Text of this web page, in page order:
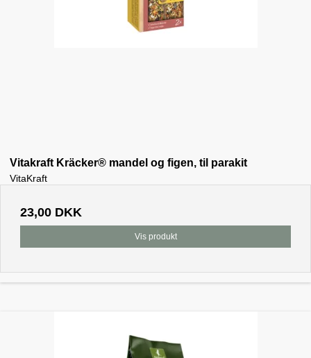
Vitakraft Kräcker® mandel og figen, til parakit
VitaKraft
23,00 DKK
Vis produkt